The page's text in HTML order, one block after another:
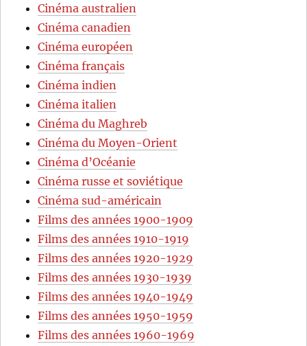
Cinéma australien
Cinéma canadien
Cinéma européen
Cinéma français
Cinéma indien
Cinéma italien
Cinéma du Maghreb
Cinéma du Moyen-Orient
Cinéma d’Océanie
Cinéma russe et soviétique
Cinéma sud-américain
Films des années 1900-1909
Films des années 1910-1919
Films des années 1920-1929
Films des années 1930-1939
Films des années 1940-1949
Films des années 1950-1959
Films des années 1960-1969